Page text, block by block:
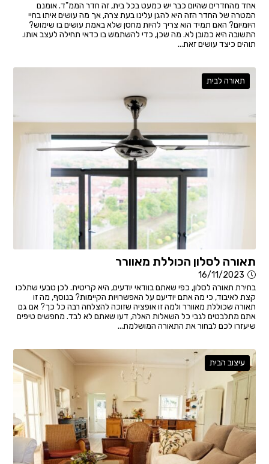
אחד מהחדרים שהיום כבר יש כמעט בכל בית, זה חדר הממ"ד. אומנם
המטרה של החדר הזה היא להגן עלינו בעת צרה, אך מה עושים איתו בחיי
היומיום? האם תמיד הוא צריך להיות מחסן שלא באמת עושים בו שימוש?
התשובה היא כמובן לא. מה שכן, כדי להשתמש בו כדאי תחילה לעצב אותו.
תוהים כיצד עושים זאת...
תאורה לבית
תאורה לסלון הכוללת מאוורר
16/11/2023
בחירת תאורה לסלון, כפי שאתם בוודאי יודעים, היא קריטית. לכן טבעי שתלכו
קצת לאיבוד, כי מה אתם יודיעם על האפשרויות הקיימות? בנוסף, מה זו
תאורה שכוללת מאוורר ולמה זו אופציה שזוכה להצלחה רבה כל כך? אם גם
אתם מתלבטים לגבי כל השאלות האלה, דעו שאתם לא לבד. מחפשים טיפים
שיעזרו לכם לבחור את התאורה המושלמת...
עיצוב הבית